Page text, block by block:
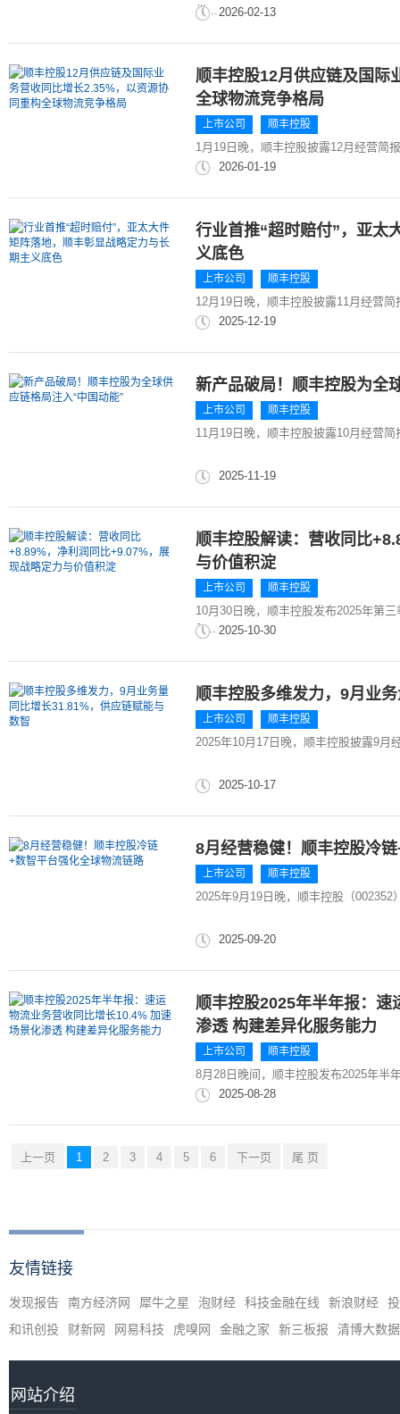
供...2026-02-13
顺丰控股12月供应链及国际
全球物流竞争格局
上市公司 顺丰控股
1月19日晚，顺丰控股披露12月经营简
2026-01-19
行业首推“超时赔付”，亚太
义底色
上市公司 顺丰控股
12月19日晚，顺丰控股披露11月经营
2025-12-19
新产品破局！顺丰控股为全
上市公司 顺丰控股
11月19日晚，顺丰控股披露10月经营
2025-11-19
顺丰控股解读：营收同比
与价值积淀
上市公司 顺丰控股
10月30日晚，顺丰控股发布2025年第
2,... 2025-10-30
顺丰控股多维发力，9月业
上市公司 顺丰控股
2025年10月17日晚，顺丰控股披露9月
2025-10-17
8月经营稳健！顺丰控股冷
上市公司 顺丰控股
2025年9月19日晚，顺丰控股（
2025-09-20
顺丰控股2025年半年报：速
渗透 构建差异化服务能力
上市公司 顺丰控股
8月28日晚间，顺丰控股发布2025年半
2025-08-28
上一页 1 2 3 4 5 6 下一页 尾 页
友情链接
发现报告 南方经济网 犀牛之星 泡财经 科技金融在线 新浪财经
和讯创投
财新网 网易科技 虎嗅网 金融之家 新三板报 清博大数据
网站介绍